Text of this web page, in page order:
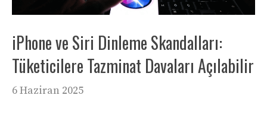
iPhone ve Siri Dinleme Skandalları:
Tüketicilere Tazminat Davaları Açılabilir
6 Haziran 2025